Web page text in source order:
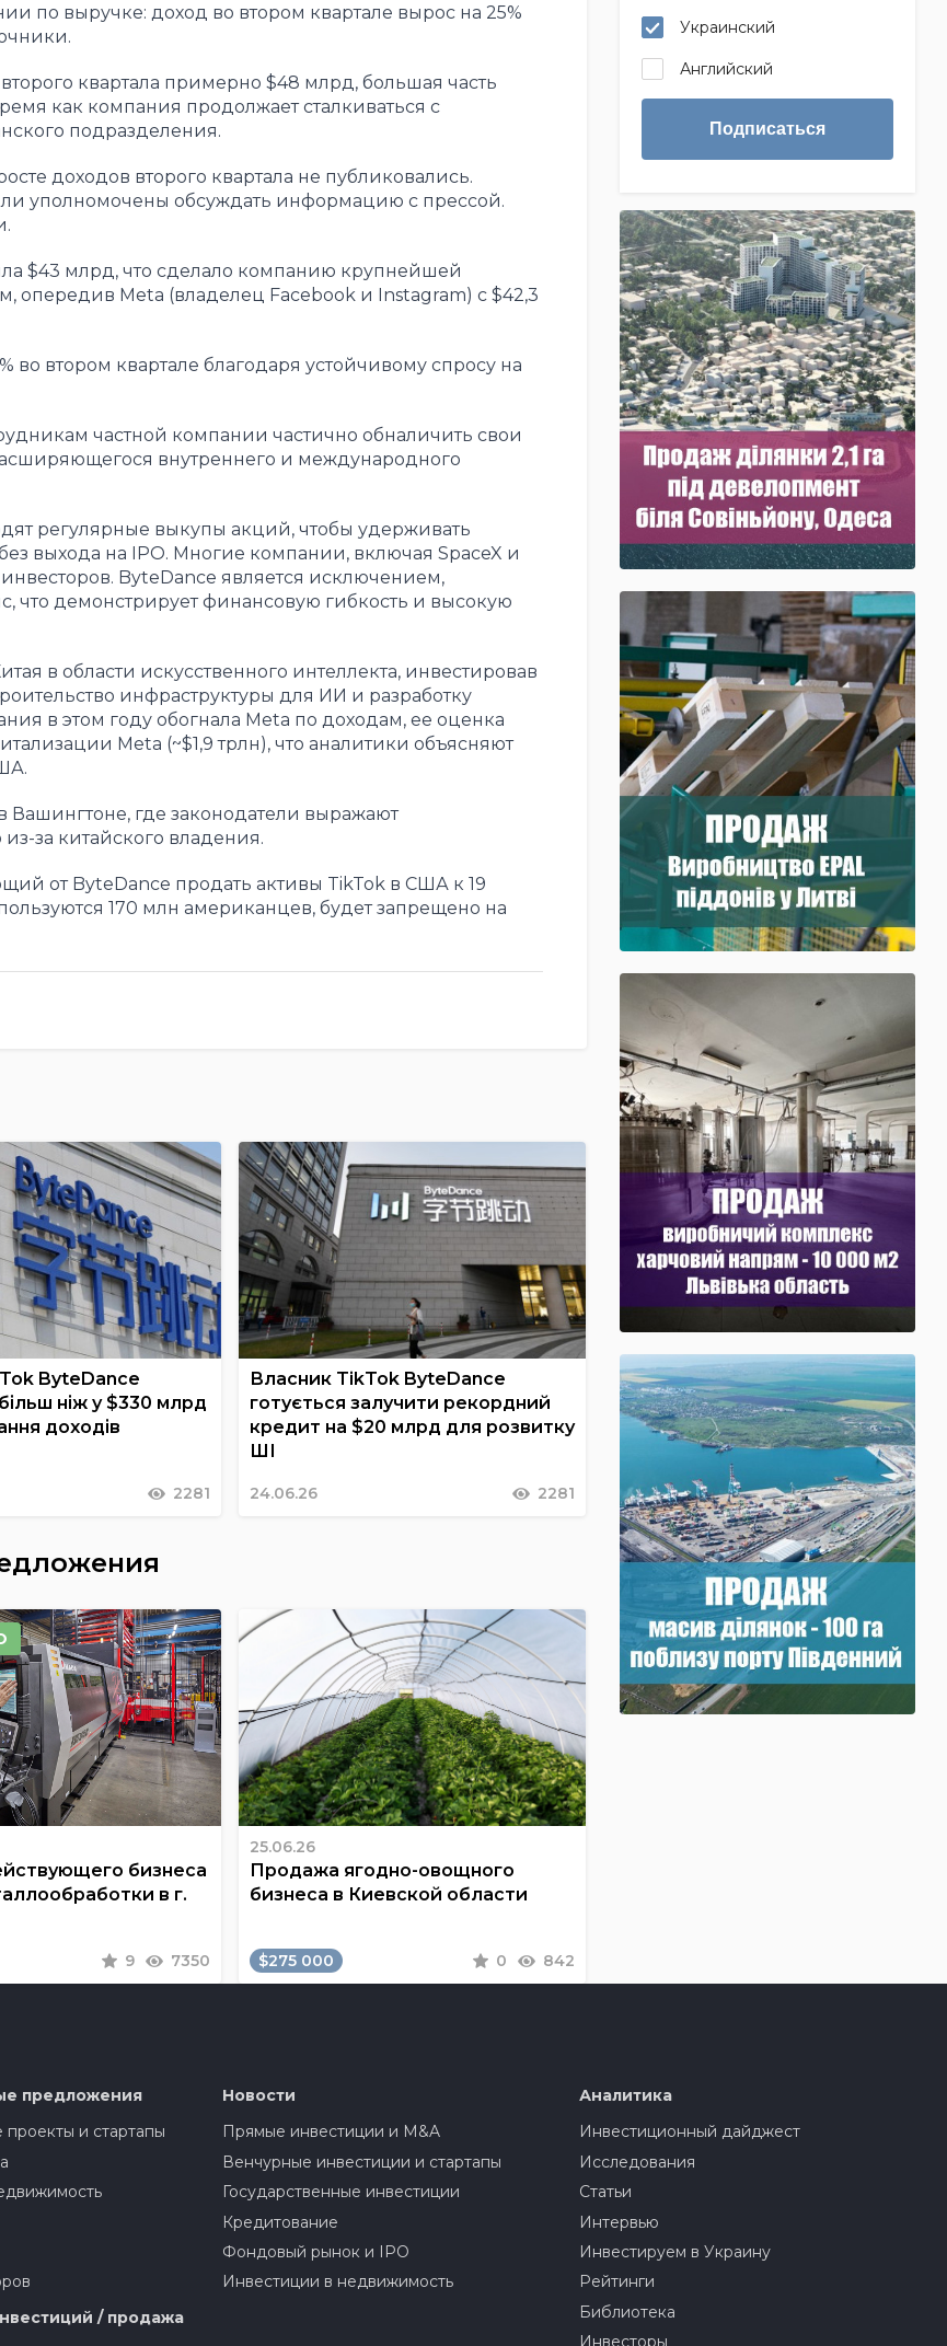
по выручке: доход во втором квартале вырос на 25%
квартала примерно $48 млрд, большая часть
как компания продолжает сталкиваться с
подразделения.
доходов второго квартала не публиковались.
уполномочены обсуждать информацию с прессой.
$43 млрд, что сделало компанию крупнейшей
Meta (владелец Facebook и Instagram) с $42,3
втором квартале благодаря устойчивому спросу на
частной компании частично обналичить свои
внутреннего и международного
регулярные выкупы акций, чтобы удерживать
выхода на IPO. Многие компании, включая SpaceX и
ByteDance является исключением,
что демонстрирует финансовую гибкость и высокую
в области искусственного интеллекта, инвестировав
инфраструктуры для ИИ и разработку
в этом году обогнала Meta по доходам, ее оценка
Meta (~$1,9 трлн), что аналитики объясняют
Вашингтоне, где законодатели выражают
за китайского владения.
от ByteDance продать активы TikTok в США к 19
170 млн американцев, будет запрещено на
ByteDance
ніж у $330 млрд
доходів
2281
Власник TikTok ByteDance
готується залучити рекордний
кредит на $20 млрд для розвитку
ШІ
24.06.26 2281
бизнеса
в г.
9 7350
25.06.26
Продажа ягодно-овощного
бизнеса в Киевской области
$275 000 0 842
Украинский
Английский
Подписаться
предложения
и стартапы
/ продажа
Новости
Прямые инвестиции и M&A
Венчурные инвестиции и стартапы
Государственные инвестиции
Кредитование
Фондовый рынок и IPO
Инвестиции в недвижимость
Аналитика
Инвестиционный дайджест
Исследования
Статьи
Интервью
Инвестируем в Украину
Рейтинги
Библиотека
Инвесторы